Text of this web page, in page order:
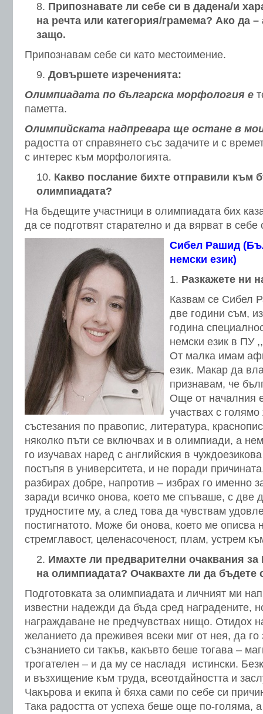
Припознавате ли себе си в дадена/и
на речта или категория/грамема? Ако да –
защо.
Припознавам себе си като местоимение.
Довършете изреченията:
Олимпиадата по българска морфология е
паметта.
Олимпийската надпревара ще остане в
радостта от справянето със задачите и с
с интерес към морфологията.
Какво послание бихте отправили към
олимпиадата?
На бъдещите участници в олимпиадата бих
да се подготвят старателно и да вярват в себе
Сибел Рашид
немски език)
Разкажете ни
Казвам се Сибел
две години съм,
година
немски език в ПУ
От малка имам
език. Макар да
признавам, че
Още от началния
участвах с
състезания по правопис, литература,
няколко пъти се включвах и в олимпиади, а
го изучавах наред с английския в
постъпя в университета, и не поради
разбирах добре, напротив – избрах го именно
заради всичко онова, което ме спъваше, с две
трудностите му, а след това да чувствам
постигнатото. Може би онова, което ме описва
стремглавост, целенасоченост, плам, устрем
Имахте ли предварителни очаквания
на олимпиадата? Очаквахте ли да бъдете
Подготовката за олимпиадата и личният ми
известни надежди да бъда сред наградените,
награждаване не предчувствах нищо. Отидох
желанието да преживея всеки миг от нея, да го
съзнанието си такъв, какъвто беше тогава –
трогателен – и да му се насладя истински.
и възхищение към труда, всеотдайността и
Чакърова и екипа ѝ бяха сами по себе си
Така радостта от успеха беше още по-голяма, а